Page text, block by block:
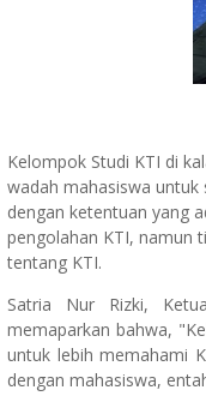
Kelompok Studi KTI di
wadah mahasiswa untuk
dengan ketentuan yang
pengolahan KTI, namun
tentang KTI.
Satria Nur Rizki,
memaparkan bahwa,
untuk lebih memahami
dengan mahasiswa,